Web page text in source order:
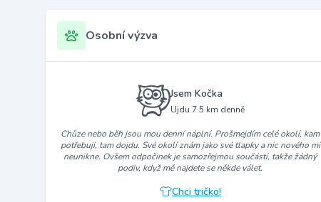
Osobní výzva
Jsem Kočka
Ujdu 7.5 km denně
Chůze nebo běh jsou mou denní náplní. Prošmejdím celé okolí, kam
potřebuji, tam dojdu. Své okolí znám jako své tlapky a nic nového mi
neunikne. Ovšem odpočinek je samozřejmou součástí, takže žádný
podiv, když mě najdete se někde válet.
Chci tričko!